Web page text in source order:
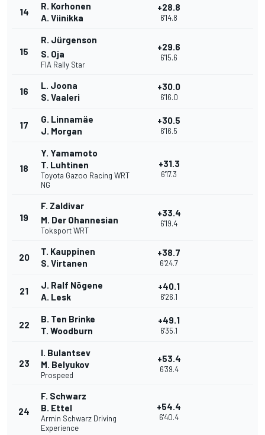
14
R. Korhonen
A. Viinikka
+28.8
6'14.8
15
R. Jürgenson
S. Oja
FIA Rally Star
+29.6
6'15.6
16
L. Joona
S. Vaaleri
+30.0
6'16.0
17
G. Linnamäe
J. Morgan
+30.5
6'16.5
18
Y. Yamamoto
T. Luhtinen
Toyota Gazoo Racing WRT
NG
+31.3
6'17.3
19
F. Zaldivar
M. Der Ohannesian
Toksport WRT
+33.4
6'19.4
20
T. Kauppinen
S. Virtanen
+38.7
6'24.7
21
J. Ralf Nõgene
A. Lesk
+40.1
6'26.1
22
B. Ten Brinke
T. Woodburn
+49.1
6'35.1
23
I. Bulantsev
M. Belyukov
Prospeed
+53.4
6'39.4
24
F. Schwarz
B. Ettel
Armin Schwarz Driving
Experience
+54.4
6'40.4